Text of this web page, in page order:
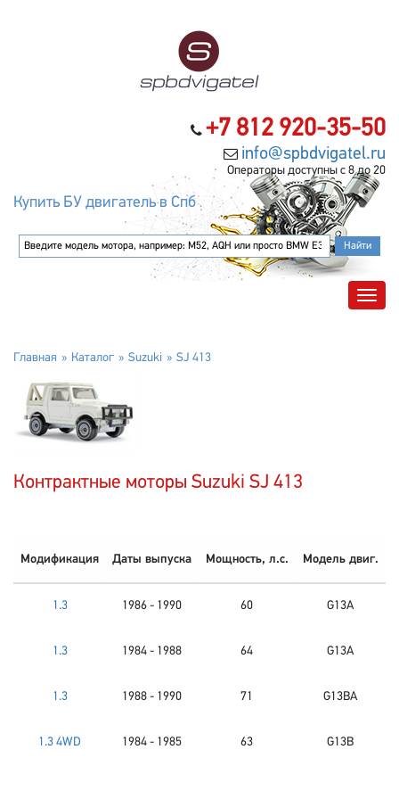
+7 812 920-35-50
info@spbdvigatel.ru
Операторы доступны с 8 до 20
Купить БУ двигатель в Спб
Главная Каталог Suzuki SJ 413
Контрактные моторы Suzuki SJ 413
Модификация Даты выпуска Мощность, л.с. Модель двиг.
1.3 1986 - 1990 60 G13A
1.3 1984 - 1988 64 G13A
1.3 1988 - 1990 71 G13BA
1.3 4WD 1984 - 1985 63 G13B